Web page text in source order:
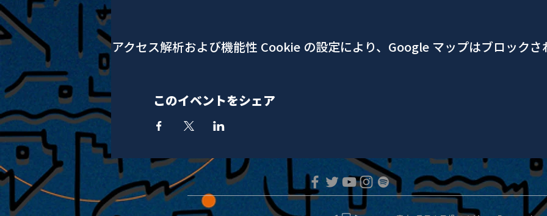
アクセス解析および機能性 Cookie の設定により、Google マップはブロックさ
このイベントをシェア